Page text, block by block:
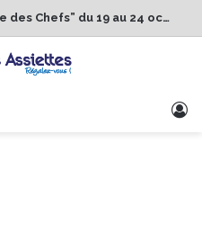
1er Édition de “La Semaine des Chefs” du 19 au 24 octobre 2026